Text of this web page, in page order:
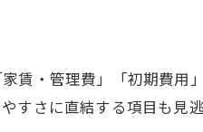
賃・管理費」「初期費用
すさに直結する項目も見逃